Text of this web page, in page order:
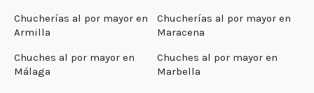
Chucherías al por mayor en
Armilla
Chucherías al por mayor en
Maracena
Chuches al por mayor en
Málaga
Chuches al por mayor en
Marbella